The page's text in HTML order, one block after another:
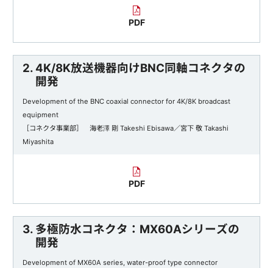
PDF
2. 4K/8K放送機器向けBNC同軸コネクタの
開発
Development of the BNC coaxial connector for 4K/8K broadcast
equipment
［コネクタ事業部］ 海老澤 剛 Takeshi Ebisawa／宮下 敬 Takashi
Miyashita
PDF
3. 多極防水コネクタ：MX60Aシリーズの
開発
Development of MX60A series, water-proof type connector